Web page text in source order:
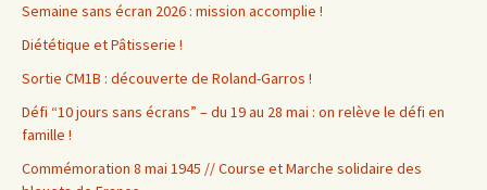
Semaine sans écran 2026 : mission accomplie !
Diététique et Pâtisserie !
Sortie CM1B : découverte de Roland-Garros !
Défi “10 jours sans écrans” – du 19 au 28 mai : on relève le défi en
famille !
Commémoration 8 mai 1945 // Course et Marche solidaire des